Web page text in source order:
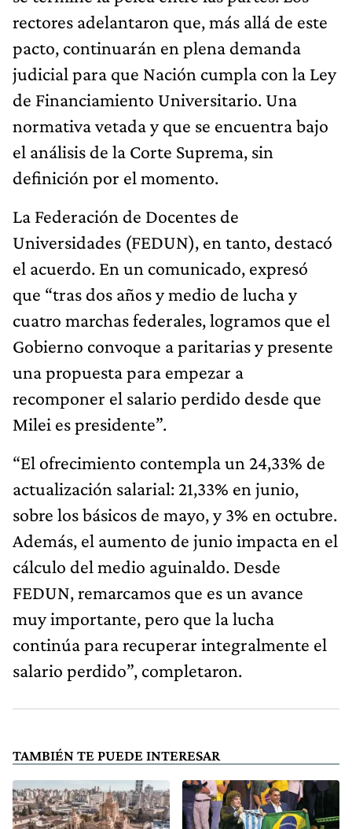
rectores adelantaron que, más allá de este
pacto, continuarán en plena demanda
judicial para que Nación cumpla con la Ley
de Financiamiento Universitario. Una
normativa vetada y que se encuentra bajo
el análisis de la Corte Suprema, sin
definición por el momento.
La Federación de Docentes de
Universidades (FEDUN), en tanto, destacó
el acuerdo. En un comunicado, expresó
que “tras dos años y medio de lucha y
cuatro marchas federales, logramos que el
Gobierno convoque a paritarias y presente
una propuesta para empezar a
recomponer el salario perdido desde que
Milei es presidente”.
“El ofrecimiento contempla un 24,33% de
actualización salarial: 21,33% en junio,
sobre los básicos de mayo, y 3% en octubre.
Además, el aumento de junio impacta en el
cálculo del medio aguinaldo. Desde
FEDUN, remarcamos que es un avance
muy importante, pero que la lucha
continúa para recuperar integralmente el
salario perdido”, completaron.
TAMBIÉN TE PUEDE INTERESAR